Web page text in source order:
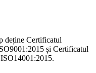
deține Certificatul
și Certificatul